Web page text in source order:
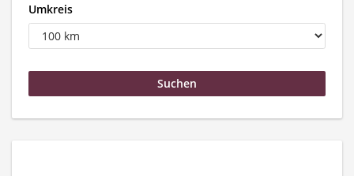
Umkreis